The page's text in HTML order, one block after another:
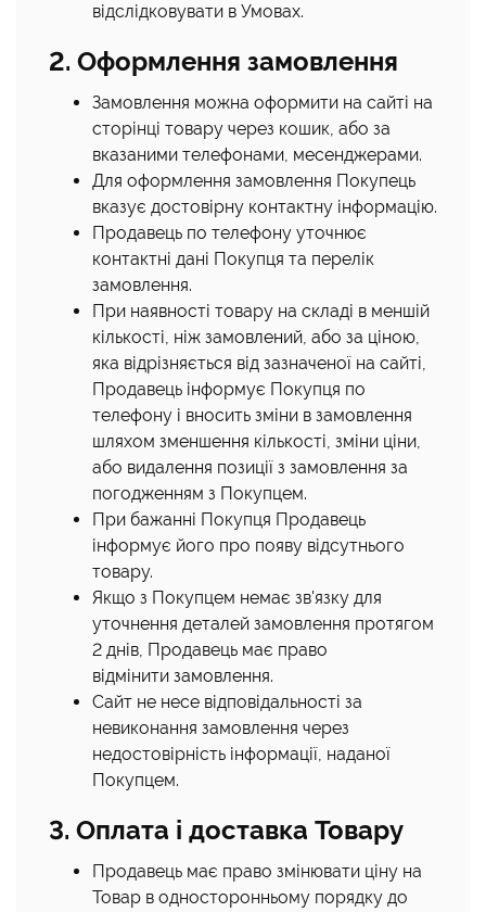
відслідковувати в Умовах.
2. Оформлення замовлення
Замовлення можна оформити на сайті на
сторінці товару через кошик, або за
вказаними телефонами, месенджерами.
Для оформлення замовлення Покупець
вказує достовірну контактну інформацію.
Продавець по телефону уточнює
контактні дані Покупця та перелік
замовлення.
При наявності товару на складі в меншій
кількості, ніж замовлений, або за ціною,
яка відрізняється від зазначеної на сайті,
Продавець інформує Покупця по
телефону і вносить зміни в замовлення
шляхом зменшення кількості, зміни ціни,
або видалення позиції з замовлення за
погодженням з Покупцем.
При бажанні Покупця Продавець
інформує його про появу відсутнього
товару.
Якщо з Покупцем немає зв'язку для
уточнення деталей замовлення протягом
2 днів, Продавець має право
відмінити замовлення.
Сайт не несе відповідальності за
невиконання замовлення через
недостовірність інформації, наданої
Покупцем.
3. Оплата і доставка Товару
Продавець має право змінювати ціну на
Товар в односторонньому порядку до